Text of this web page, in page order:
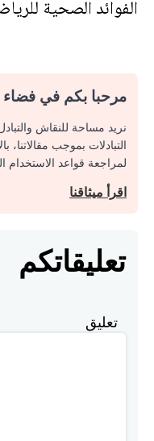
الفوائد الصحية
مرحبا بكم في فضاء
نريد مساحة للنقاش
التبادلات بموجب
لمراجعة قواعد الاستخدام
اقرأ ميثاقنا
تعليقاتكم
تعليق